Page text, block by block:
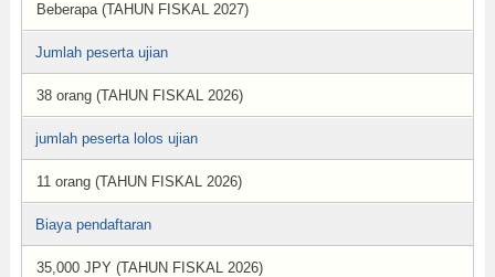
Beberapa (TAHUN FISKAL 2027)
Jumlah peserta ujian
38 orang (TAHUN FISKAL 2026)
jumlah peserta lolos ujian
11 orang (TAHUN FISKAL 2026)
Biaya pendaftaran
35,000 JPY (TAHUN FISKAL 2026)